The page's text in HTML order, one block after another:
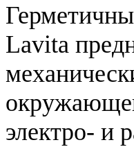
Lavita
электро- и